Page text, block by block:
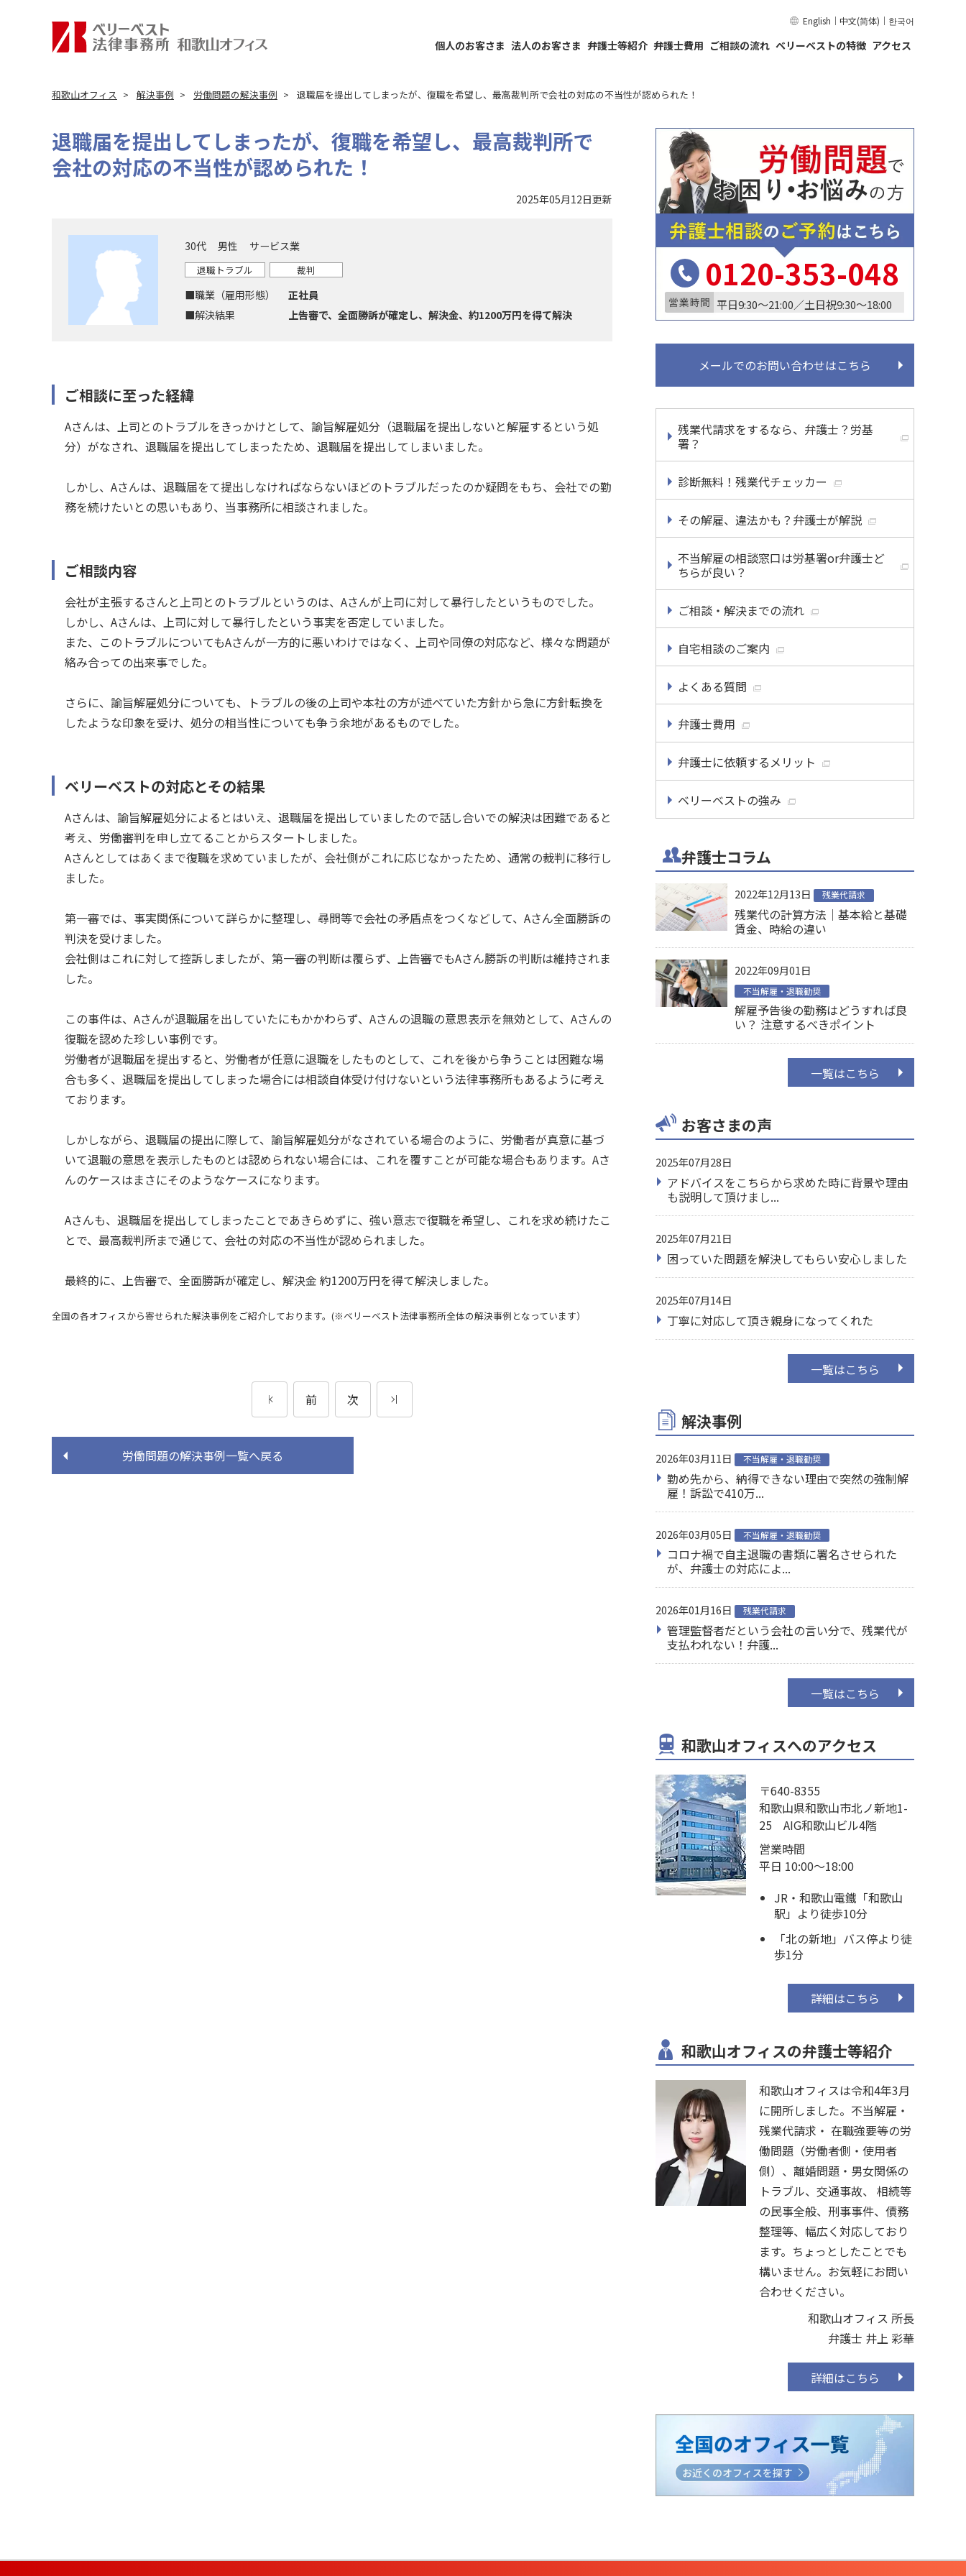
English ｜ 中文(简体) ｜ 한국어
個人のお客さま 法人のお客さま 弁護士等紹介 弁護士費用 ご相談の流れ ベリーベストの特徴 アクセス
和歌山オフィス 解決事例 労働問題の解決事例 退職届を提出してしまったが、復職を希望し、最高裁判所で会社の対応の不当性が認められた！
退職届を提出してしまったが、復職を希望し、最高裁判所で
会社の対応の不当性が認められた！
2025年05月12日更新
30代 男性 サービス業
退職トラブル 裁判
■職業（雇用形態）
正社員
■解決結果
上告審で、全面勝訴が確定し、解決金、約1200万円を得て解決
ご相談に至った経緯
Aさんは、上司とのトラブルをきっかけとして、諭旨解雇処分（退職届を提出しないと解雇するという処
分）がなされ、退職届を提出してしまったため、退職届を提出してしまいました。
しかし、Aさんは、退職届をて提出しなければならないほどのトラブルだったのか疑問をもち、会社での勤
務を続けたいとの思いもあり、当事務所に相談されました。
ご相談内容
会社が主張するさんと上司とのトラブルというのは、Aさんが上司に対して暴行したというものでした。
しかし、Aさんは、上司に対して暴行したという事実を否定していました。
また、このトラブルについてもAさんが一方的に悪いわけではなく、上司や同僚の対応など、様々な問題が
絡み合っての出来事でした。
さらに、諭旨解雇処分についても、トラブルの後の上司や本社の方が述べていた方針から急に方針転換を
したような印象を受け、処分の相当性についても争う余地があるものでした。
ベリーベストの対応とその結果
Aさんは、諭旨解雇処分によるとはいえ、退職届を提出していましたので話し合いでの解決は困難であると
考え、労働審判を申し立てることからスタートしました。
Aさんとしてはあくまで復職を求めていましたが、会社側がこれに応じなかったため、通常の裁判に移行し
ました。
第一審では、事実関係について詳らかに整理し、尋問等で会社の矛盾点をつくなどして、Aさん全面勝訴の
判決を受けました。
会社側はこれに対して控訴しましたが、第一審の判断は覆らず、上告審でもAさん勝訴の判断は維持されま
した。
この事件は、Aさんが退職届を出していたにもかかわらず、Aさんの退職の意思表示を無効として、Aさんの
復職を認めた珍しい事例です。
労働者が退職届を提出すると、労働者が任意に退職をしたものとして、これを後から争うことは困難な場
合も多く、退職届を提出してしまった場合には相談自体受け付けないという法律事務所もあるように考え
ております。
しかしながら、退職届の提出に際して、諭旨解雇処分がなされている場合のように、労働者が真意に基づ
いて退職の意思を表示したものとは認められない場合には、これを覆すことが可能な場合もあります。Aさ
んのケースはまさにそのようなケースになります。
Aさんも、退職届を提出してしまったことであきらめずに、強い意志で復職を希望し、これを求め続けたこ
とで、最高裁判所まで通じて、会社の対応の不当性が認められました。
最終的に、上告審で、全面勝訴が確定し、解決金 約1200万円を得て解決しました。
全国の各オフィスから寄せられた解決事例をご紹介しております。(※ベリーベスト法律事務所全体の解決事例となっています）
前 次
労働問題の解決事例一覧へ戻る
0120-353-048
平日9:30〜21:00／土日祝9:30〜18:00
メールでのお問い合わせはこちら
残業代請求をするなら、弁護士？労基
署？
診断無料！残業代チェッカー
その解雇、違法かも？弁護士が解説
不当解雇の相談窓口は労基署or弁護士ど
ちらが良い？
ご相談・解決までの流れ
自宅相談のご案内
よくある質問
弁護士費用
弁護士に依頼するメリット
ベリーベストの強み
弁護士コラム
2022年12月13日 残業代請求
残業代の計算方法｜基本給と基礎
賃金、時給の違い
2022年09月01日
不当解雇・退職勧奨
解雇予告後の勤務はどうすれば良
い？ 注意するべきポイント
一覧はこちら
お客さまの声
2025年07月28日
アドバイスをこちらから求めた時に背景や理由
も説明して頂けまし...
2025年07月21日
困っていた問題を解決してもらい安心しました
2025年07月14日
丁寧に対応して頂き親身になってくれた
一覧はこちら
解決事例
2026年03月11日 不当解雇・退職勧奨
勤め先から、納得できない理由で突然の強制解
雇！訴訟で410万...
2026年03月05日 不当解雇・退職勧奨
コロナ禍で自主退職の書類に署名させられた
が、弁護士の対応によ...
2026年01月16日 残業代請求
管理監督者だという会社の言い分で、残業代が
支払われない！弁護...
一覧はこちら
和歌山オフィスへのアクセス
〒640-8355
和歌山県和歌山市北ノ新地1-
25 AIG和歌山ビル4階
営業時間
平日 10:00～18:00
JR・和歌山電鐵「和歌山
駅」より徒歩10分
「北の新地」バス停より徒
歩1分
詳細はこちら
和歌山オフィスの弁護士等紹介
和歌山オフィスは令和4年3月
に開所しました。不当解雇・
残業代請求・ 在職強要等の労
働問題（労働者側・使用者
側）、離婚問題・男女関係の
トラブル、交通事故、 相続等
の民事全般、刑事事件、債務
整理等、幅広く対応しており
ます。ちょっとしたことでも
構いません。お気軽にお問い
合わせください。
和歌山オフィス 所長
弁護士 井上 彩華
詳細はこちら